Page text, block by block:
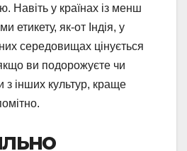
Навіть у країнах із менш
етикету, як-от Індія, у
середовищах цінується
ви подорожуєте чи
інших культур, краще